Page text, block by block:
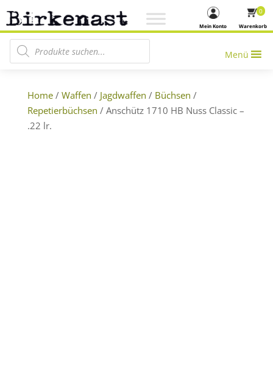
Warenkorb
0
Mein Konto
Products search
Menü
Home/ Waffen / Jagdwaffen / Büchsen /
Repetierbüchsen / Anschütz 1710 HB Nuss Classic –
.22 lr.